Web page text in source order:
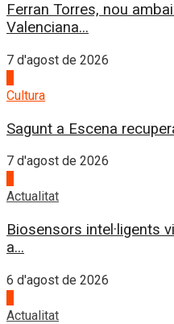
Ferran Torres, nou
Valenciana...
7 d'agost de 2026
Cultura
Sagunt a Escena
7 d'agost de 2026
Actualitat
Biosensors intel·ligents
a...
6 d'agost de 2026
Actualitat